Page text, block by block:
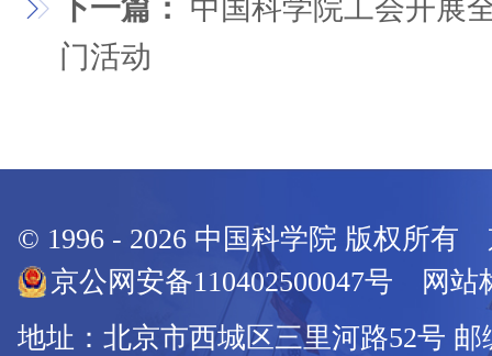
下一篇： 中国科学院工会开展
门活动
© 1996 - 2026 中国科学院 版权所有
京公网安备110402500047号 网站
地址：北京市西城区三里河路52号 邮